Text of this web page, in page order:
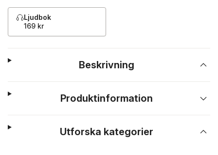
Ljudbok
169 kr
Beskrivning
Produktinformation
Utforska kategorier